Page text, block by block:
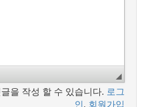
을 작성 할 수 있습니다. 로그
인 , 회원가입